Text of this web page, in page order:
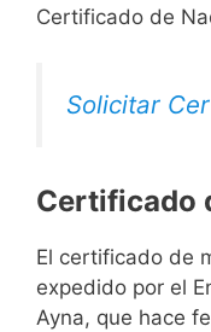
Certificado de
Solicitar
Certificado
El certificado de
expedido por el
Ayna, que hace